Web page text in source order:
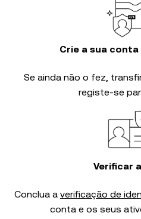
Crie a sua
Se ainda não o fez,
registe-se
Verificar
Conclua a verificação de
conta e os seus